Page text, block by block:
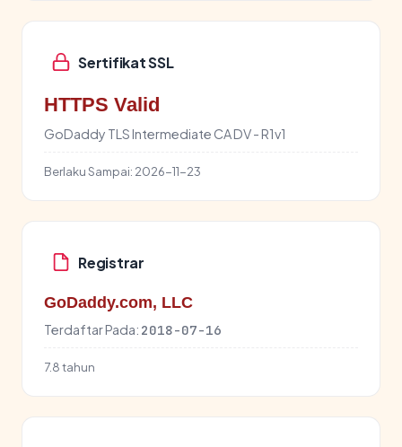
Sertifikat SSL
HTTPS Valid
GoDaddy TLS Intermediate CA DV - R1v1
Berlaku Sampai: 2026-11-23
Registrar
GoDaddy.com, LLC
Terdaftar Pada: 2018-07-16
7.8 tahun